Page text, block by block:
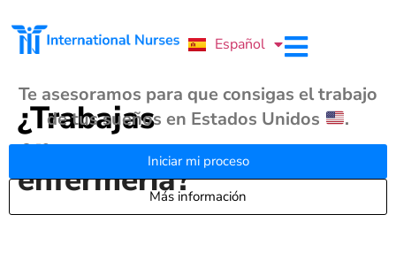
Español
English
¿Trabajas
en
enfermería?
Te asesoramos para que consigas el trabajo
de tus sueños en Estados Unidos
.
Iniciar mi proceso
Más información